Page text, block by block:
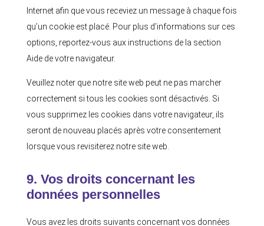
Internet afin que vous receviez un message à chaque fois
qu’un cookie est placé. Pour plus d’informations sur ces
options, reportez-vous aux instructions de la section
Aide de votre navigateur.
Veuillez noter que notre site web peut ne pas marcher
correctement si tous les cookies sont désactivés. Si
vous supprimez les cookies dans votre navigateur, ils
seront de nouveau placés après votre consentement
lorsque vous revisiterez notre site web.
9. Vos droits concernant les
données personnelles
Vous avez les droits suivants concernant vos données